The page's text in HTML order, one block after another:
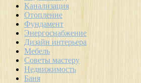
Канализация
Отопление
Фундамент
Энергоснабжение
Дизайн интерьера
Мебель
Советы мастеру
Недвижимость
Баня